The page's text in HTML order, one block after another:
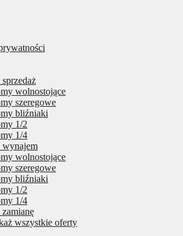
wolnostojące
szeregowe
bliźniaki
1/2
1/4
wynajem
wolnostojące
szeregowe
bliźniaki
1/2
1/4
wszystkie oferty